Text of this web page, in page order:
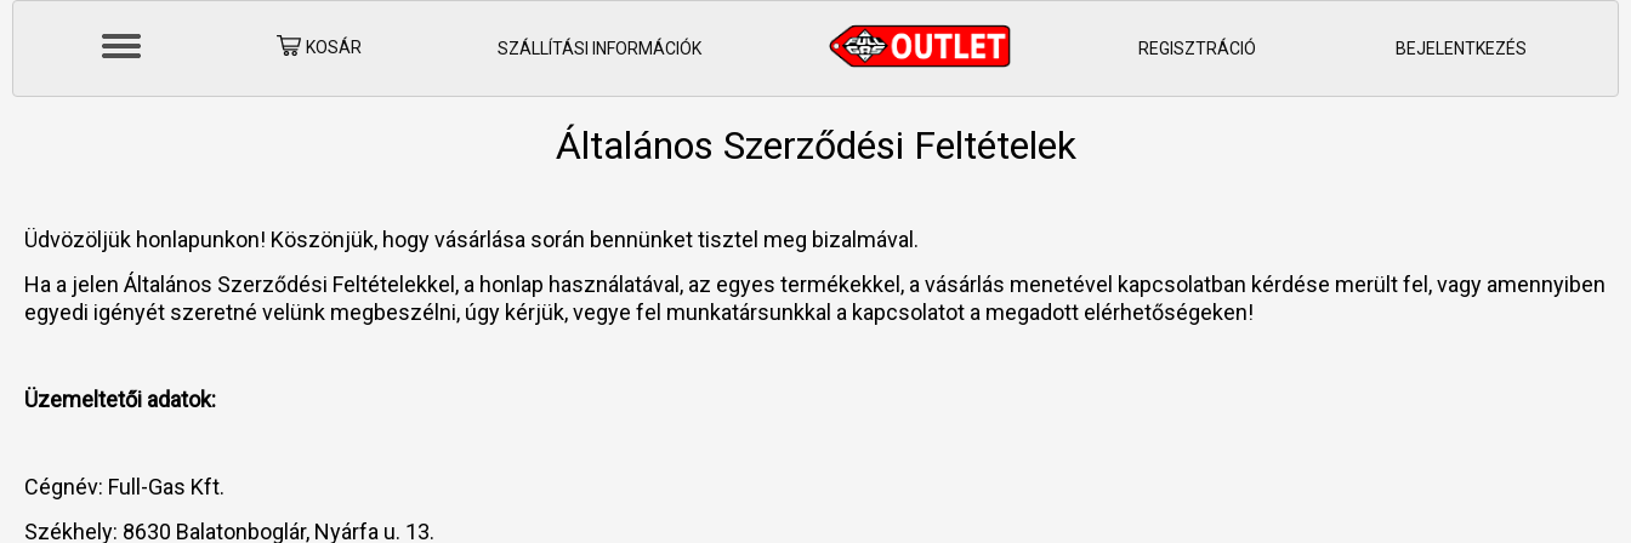
KOSÁR SZÁLLÍTÁSI INFORMÁCIÓK REGISZTRÁCIÓ BEJELENTKEZÉS
Általános Szerződési Feltételek
Üdvözöljük honlapunkon! Köszönjük, hogy vásárlása során bennünket tisztel meg bizalmával.
Ha a jelen Általános Szerződési Feltételekkel, a honlap használatával, az egyes termékekkel, a vásárlás menetével kapcsolatban kérdése merült fel, vagy amennyiben
egyedi igényét szeretné velünk megbeszélni, úgy kérjük, vegye fel munkatársunkkal a kapcsolatot a megadott elérhetőségeken!
Üzemeltetői adatok:
Cégnév: Full-Gas Kft.
Székhely: 8630 Balatonboglár, Nyárfa u. 13.